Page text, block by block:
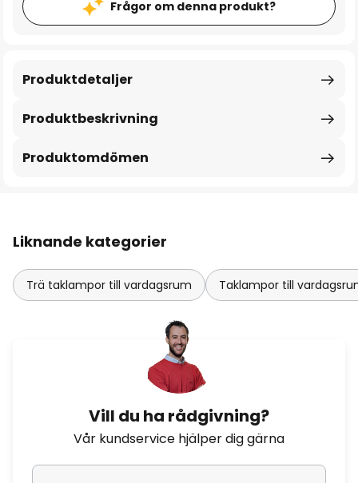
Frågor om denna produkt?
Produktbeskrivning
Produktdetaljer
Produktomdömen
Liknande kategorier
Trä taklampor till vardagsrum Taklampor till
Vill du ha rådgivning?
Vår kundservice hjälper dig gärna